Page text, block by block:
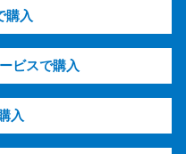
購入
ビスで購入
入